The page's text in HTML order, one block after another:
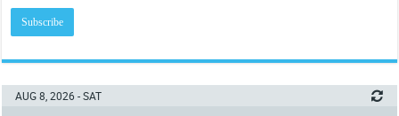
AUG 8, 2026 - SAT